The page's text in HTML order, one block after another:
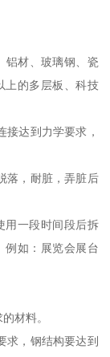
铝材、玻璃钢、瓷
上的多层板、科技
接达到力学要求，
落，耐脏，弄脏后
用一段时间段后拆
例如：展览会展台
材料。
求，钢结构要达到